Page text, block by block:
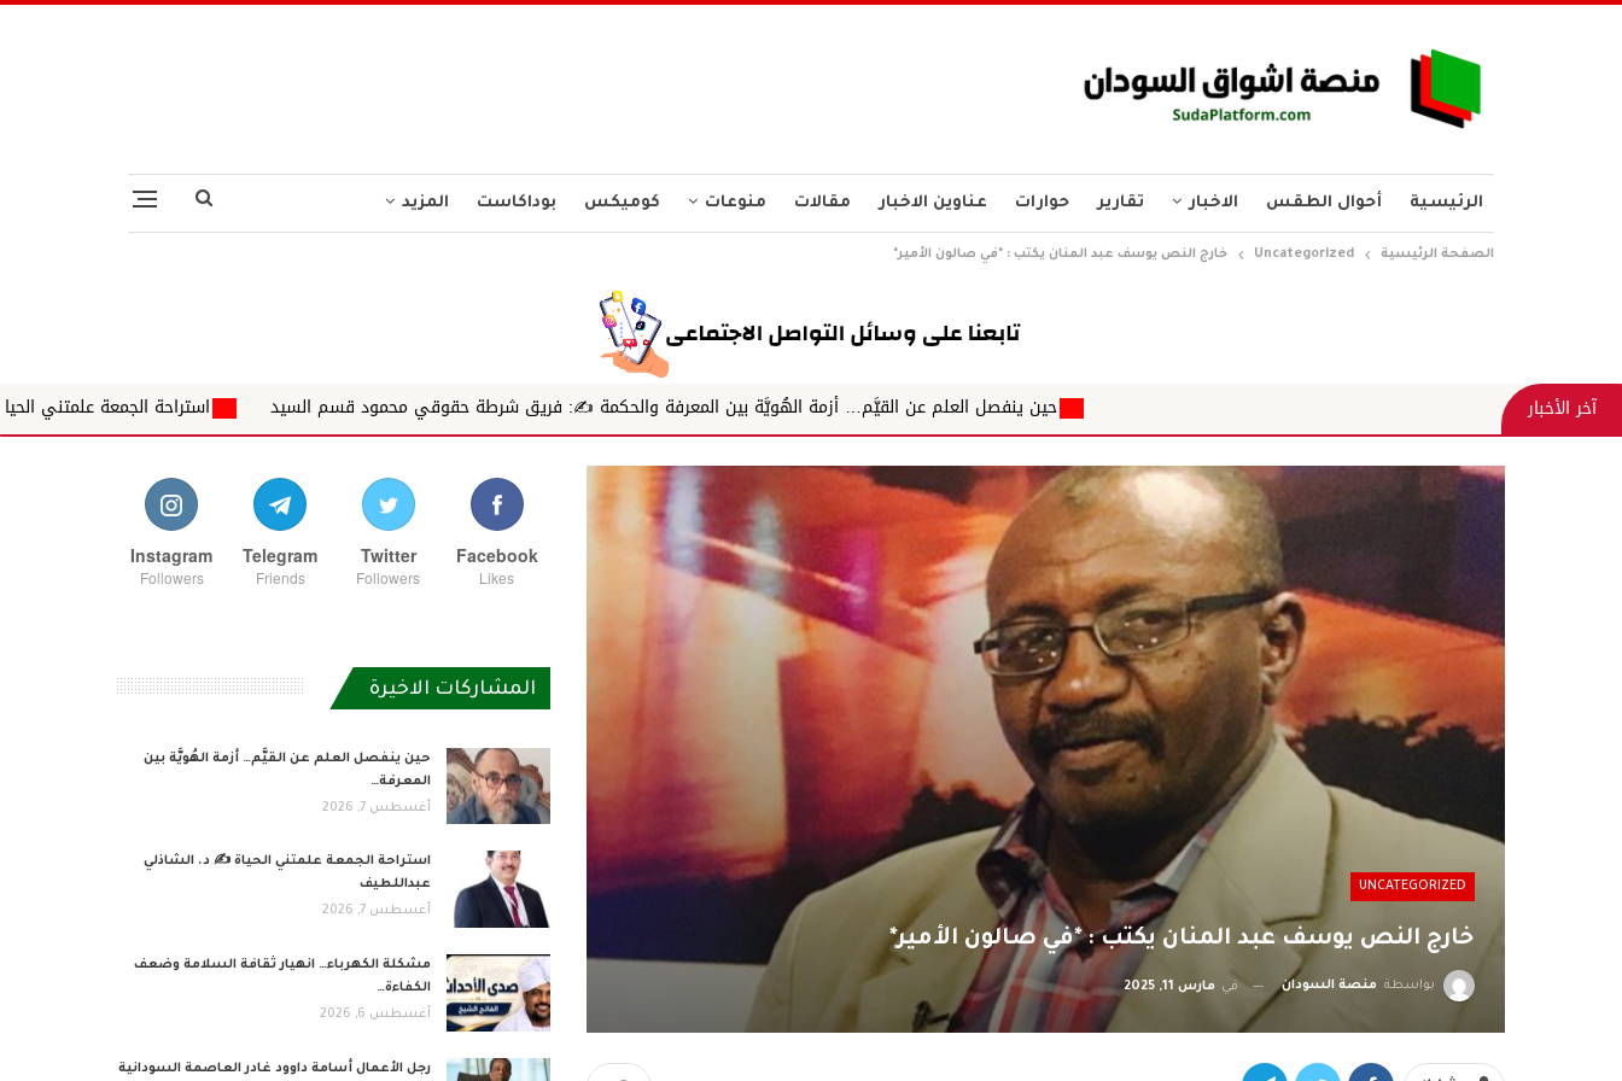
الرئيسية أحوال الطقس الاخبار تقارير حوارات عناوين الاخبار مقالات منوعات كوميكس بوداكاست المزيد
الصفحة الرئيسية Uncategorized خارج النص يوسف عبد المنان يكتب : *في صالون الأمير*
آخر الأخبار حين ينفصل العلم عن القيَّم… أزمة الهُويَّة بين المعرفة والحكمة ✍️: فريق شرطة حقوقي محمود قسم السيد استراحة الجمعة علمتني الحياة ✍️ د. الشاذلي
UNCATEGORIZED
خارج النص يوسف عبد المنان يكتب : *في صالون الأمير*
بواسطة منصة السودان في مارس 11, 2025
Facebook
Likes
Twitter
Followers
Telegram
Friends
Instagram
Followers
المشاركات الاخيرة
حين ينفصل العلم عن القيَّم… أزمة الهُويَّة بين
المعرفة…
أغسطس 7, 2026
استراحة الجمعة علمتني الحياة ✍️ د. الشاذلي
عبداللطيف
أغسطس 7, 2026
مشكلة الكهرباء… انهيار ثقافة السلامة وضعف
الكفاءة…
أغسطس 6, 2026
رجل الأعمال أسامة داوود غادر العاصمة السودانية